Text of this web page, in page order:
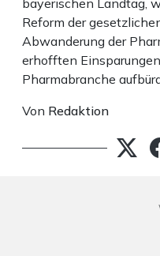
bayerischen Landtag,
Reform der
Abwanderung der
erhofften
Pharmabranche
Von Redaktion